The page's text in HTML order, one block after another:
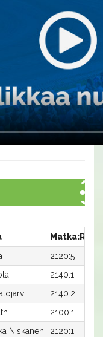
Matka:Rata
2120:5
2140:1
2140:2
2100:1
Niskanen
2120:1